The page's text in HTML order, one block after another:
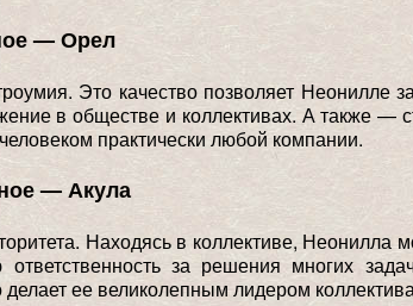
— Орел
Это качество позволяет Неонилле
в обществе и коллективах. А также —
практически любой компании.
— Акула
Находясь в коллективе, Неонилла
ответственность за решения многих
делает ее великолепным лидером